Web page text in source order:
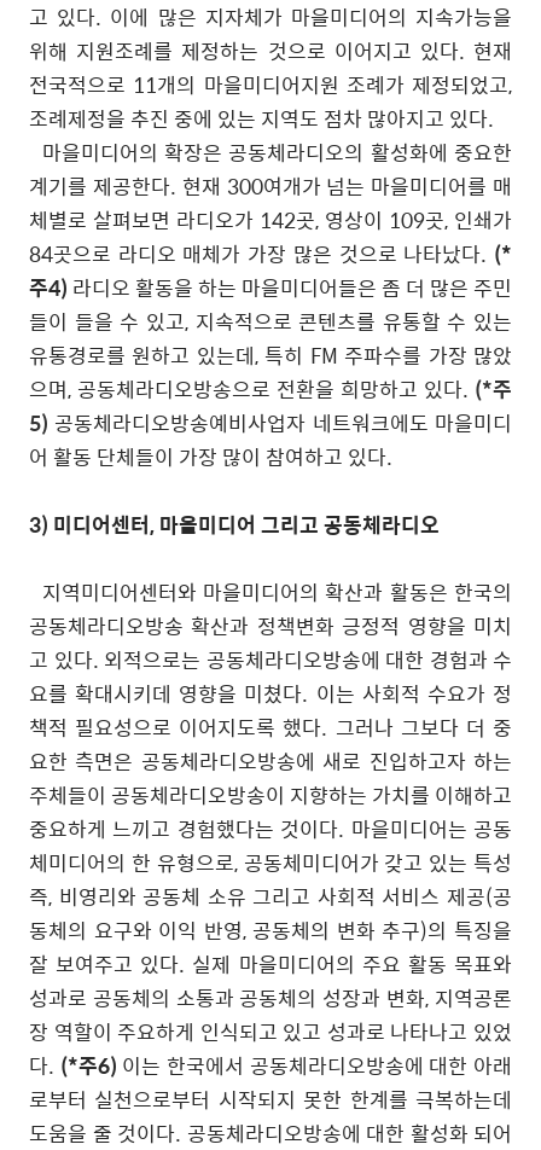
고 있다. 이에 많은 지자체가 마을미디어의 지속가능을
위해 지원조례를 제정하는 것으로 이어지고 있다. 현재
전국적으로 11개의 마을미디어지원 조례가 제정되었고,
조례제정을 추진 중에 있는 지역도 점차 많아지고 있다.
마을미디어의 확장은 공동체라디오의 활성화에 중요한
계기를 제공한다. 현재 300여개가 넘는 마을미디어를 매
체별로 살펴보면 라디오가 142곳, 영상이 109곳, 인쇄가
84곳으로 라디오 매체가 가장 많은 것으로 나타났다. (*
주4) 라디오 활동을 하는 마을미디어들은 좀 더 많은 주민
들이 들을 수 있고, 지속적으로 콘텐츠를 유통할 수 있는
유통경로를 원하고 있는데,특히 FM 주파수를 가장 많았
으며, 공동체라디오방송으로 전환을 희망하고 있다. (*주
5) 공동체라디오방송예비사업자 네트워크에도 마을미디
어 활동 단체들이 가장 많이 참여하고 있다.
3) 미디어센터,마을미디어 그리고 공동체라디오
지역미디어센터와 마을미디어의 확산과 활동은 한국의
공동체라디오방송 확산과 정책변화 긍정적 영향을 미치
고 있다. 외적으로는 공동체라디오방송에 대한 경험과 수
요를 확대시키데 영향을 미쳤다. 이는 사회적 수요가 정
책적 필요성으로 이어지도록 했다. 그러나 그보다 더 중
요한 측면은 공동체라디오방송에 새로 진입하고자 하는
주체들이 공동체라디오방송이 지향하는 가치를 이해하고
중요하게 느끼고 경험했다는 것이다. 마을미디어는 공동
체미디어의 한 유형으로, 공동체미디어가 갖고 있는 특성
즉, 비영리와 공동체 소유 그리고 사회적 서비스 제공(공
동체의 요구와 이익 반영, 공동체의 변화 추구)의 특징을
잘 보여주고 있다. 실제 마을미디어의 주요 활동 목표와
성과로 공동체의 소통과 공동체의 성장과 변화, 지역공론
장 역할이 주요하게 인식되고 있고 성과로 나타나고 있었
다. (*주6) 이는 한국에서 공동체라디오방송에 대한 아래
로부터 실천으로부터 시작되지 못한 한계를 극복하는데
도움을 줄 것이다. 공동체라디오방송에 대한 활성화 되어